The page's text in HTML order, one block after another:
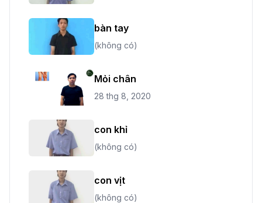
bàn tay
(không có)
Mỏi chân
28 thg 8, 2020
con khỉ
(không có)
con vịt
(không có)